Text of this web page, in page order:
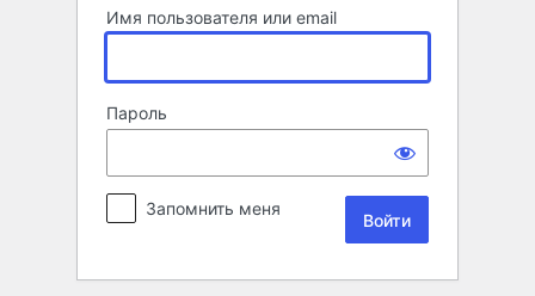
Имя пользователя или email
Пароль
Запомнить меня